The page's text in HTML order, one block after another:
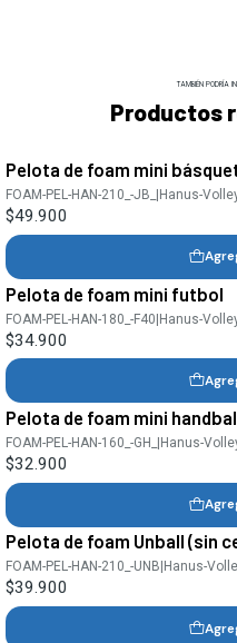
TAMBIÉN PODRÍA
Productos
Pelota de foam mini
FOAM-PEL-HAN-210_-JB_ Hanus-
$49.900
Pelota de foam mini futbol
FOAM-PEL-HAN-180_-F40|Hanus-
$34.900
Pelota de foam mini
FOAM-PEL-HAN-160_-GH_ Hanus-
$32.900
Pelota de foam Unball (sin
FOAM-PEL-HAN-210_-UNB Hanus-
$39.900